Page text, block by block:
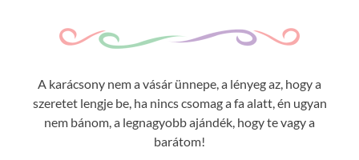
A karácsony nem a vásár ünnepe, a lényeg az, hogy a
szeretet lengje be, ha nincs csomag a fa alatt, én ugyan
nem bánom, a legnagyobb ajándék, hogy te vagy a
barátom!